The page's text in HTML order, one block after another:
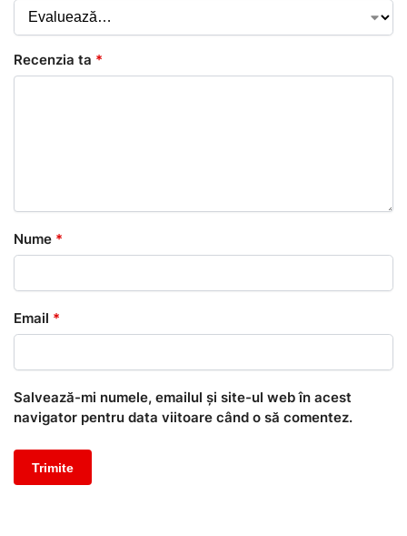
Recenzia ta *
Nume *
Email *
Salvează-mi numele, emailul și site-ul web în acest
navigator pentru data viitoare când o să comentez.